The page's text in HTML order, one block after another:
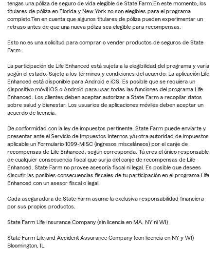
tengas una póliza de seguro de vida elegible de State Farm.En este momento, los
titulares de póliza en Florida y New York no son elegibles para el programa
completo.Ten en cuenta que algunos titulares de póliza pueden experimentar un
retraso antes de que una nueva póliza sea elegible para recompensas.
Esto no es una solicitud para comprar o vender productos de seguros de State
Farm.
La participación de Life Enhanced está sujeta a la elegibilidad del programa y varía
según el estado. Sujeto a los términos y condiciones del acuerdo. La aplicación Life
Enhanced está disponible para Android e iOS. Es posible que se requiera un
dispositivo móvil iOS o Android para usar todas las funciones del programa Life
Enhanced. Los clientes deben aceptar autorizar a State Farm a recopilar datos
sobre salud y bienestar. Los usuarios de aplicaciones móviles deben aceptar un
acuerdo de licencia.
De conformidad con la ley de impuestos pertinente, State Farm puede enviarte y
presentar ante el Servicio de Impuestos Internos y/u otra autoridad de impuestos
aplicable un Formulario 1099-MISC (ingresos misceláneos) por el canje de
recompensas de Life Enhanced, según corresponda. Tú eres el único responsable
de cualquier consecuencia fiscal que surja del canje de recompensas de Life
Enhanced. State Farm no provee asesoría fiscal ni legal. Es posible que desees
discutir las posibles consecuencias fiscales de tu participación en el programa Life
Enhanced con un asesor fiscal o legal.
Cada aseguradora de State Farm asume la exclusiva responsabilidad financiera
por sus propios productos.
State Farm Life Insurance Company (sin licencia en MA, NY ni WI)
State Farm Life and Accident Assurance Company (con licencia en NY y WI)
Bloomington, IL